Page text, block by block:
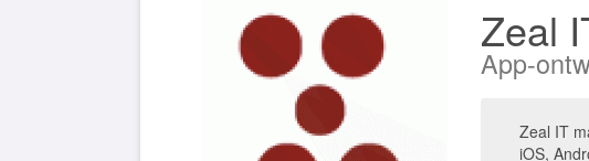
Zeal
App-
Zeal IT
iOS,